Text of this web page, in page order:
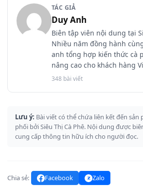
TÁC GIẢ
Duy Anh
Biên tập viên nội dung tại
Nhiều năm đồng hành
anh tổng hợp kiến thức cà
nâng cao cho khách hàng
348 bài viết
Lưu ý: Bài viết có thể chứa liên kết đến sản
phối bởi Siêu Thị Cà Phê. Nội dung được
cung cấp thông tin hữu ích cho người đọc.
Chia sẻ: Facebook Zalo